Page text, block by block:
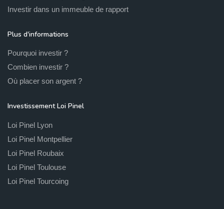
Investir dans un immeuble de rapport
Plus d'informations
Pourquoi investir ?
Combien investir ?
Où placer son argent ?
Investissement Loi Pinel
Loi Pinel Lyon
Loi Pinel Montpellier
Loi Pinel Roubaix
Loi Pinel Toulouse
Loi Pinel Tourcoing